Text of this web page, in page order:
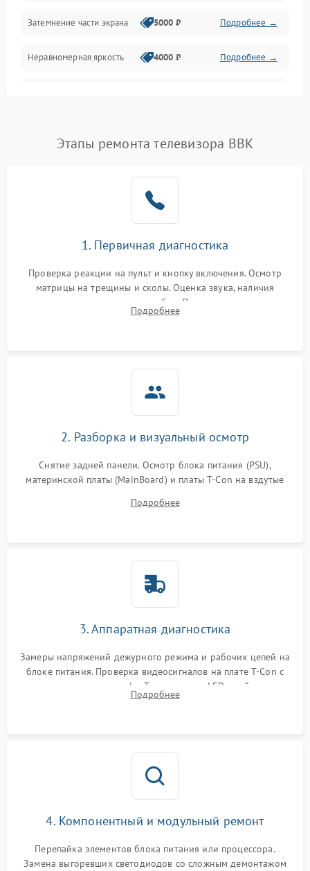
Механические повреждения
Программное обеспечение
Сеть и подключения
Затемнение части экрана 5000 ₽ Подробнее →
Неравномерная яркость 4000 ₽ Подробнее →
Этапы ремонта телевизора BBK
1. Первичная диагностика
Проверка реакции на пульт и кнопку включения. Осмотр
матрицы на трещины и сколы. Оценка звука, наличия
подсветки и индикаторов ошибок. Подключение тестовых
источников сигнала для выявления симптомов поломки.
Подробнее
2. Разборка и визуальный осмотр
Снятие задней панели. Осмотр блока питания (PSU),
материнской платы (MainBoard) и платы T-Con на вздутые
Проверка надежности фиксации и целостности шлейфов.
Подробнее
3. Аппаратная диагностика
Замеры напряжений дежурного режима и рабочих цепей на
блоке питания. Проверка видеосигналов на плате T-Con с
помощью осциллографа. Тестирование LED-драйвера и
светодиодных планок подсветки мультиметром.
Подробнее
4. Компонентный и модульный ремонт
Перепайка элементов блока питания или процессора.
Замена выгоревших светодиодов со сложным демонтажом